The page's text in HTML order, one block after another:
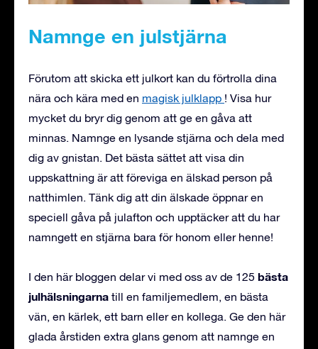
Namnge en julstjärna
Förutom att skicka ett julkort kan du förtrolla dina
nära och kära med en magisk julklapp ! Visa hur
mycket du bryr dig genom att ge en gåva att
minnas. Namnge en lysande stjärna och dela med
dig av gnistan. Det bästa sättet att visa din
uppskattning är att föreviga en älskad person på
natthimlen. Tänk dig att din älskade öppnar en
speciell gåva på julafton och upptäcker att du har
namngett en stjärna bara för honom eller henne!
I den här bloggen delar vi med oss av de 125 bästa
julhälsningarna till en familjemedlem, en bästa
vän, en kärlek, ett barn eller en kollega. Ge den här
glada årstiden extra glans genom att namnge en